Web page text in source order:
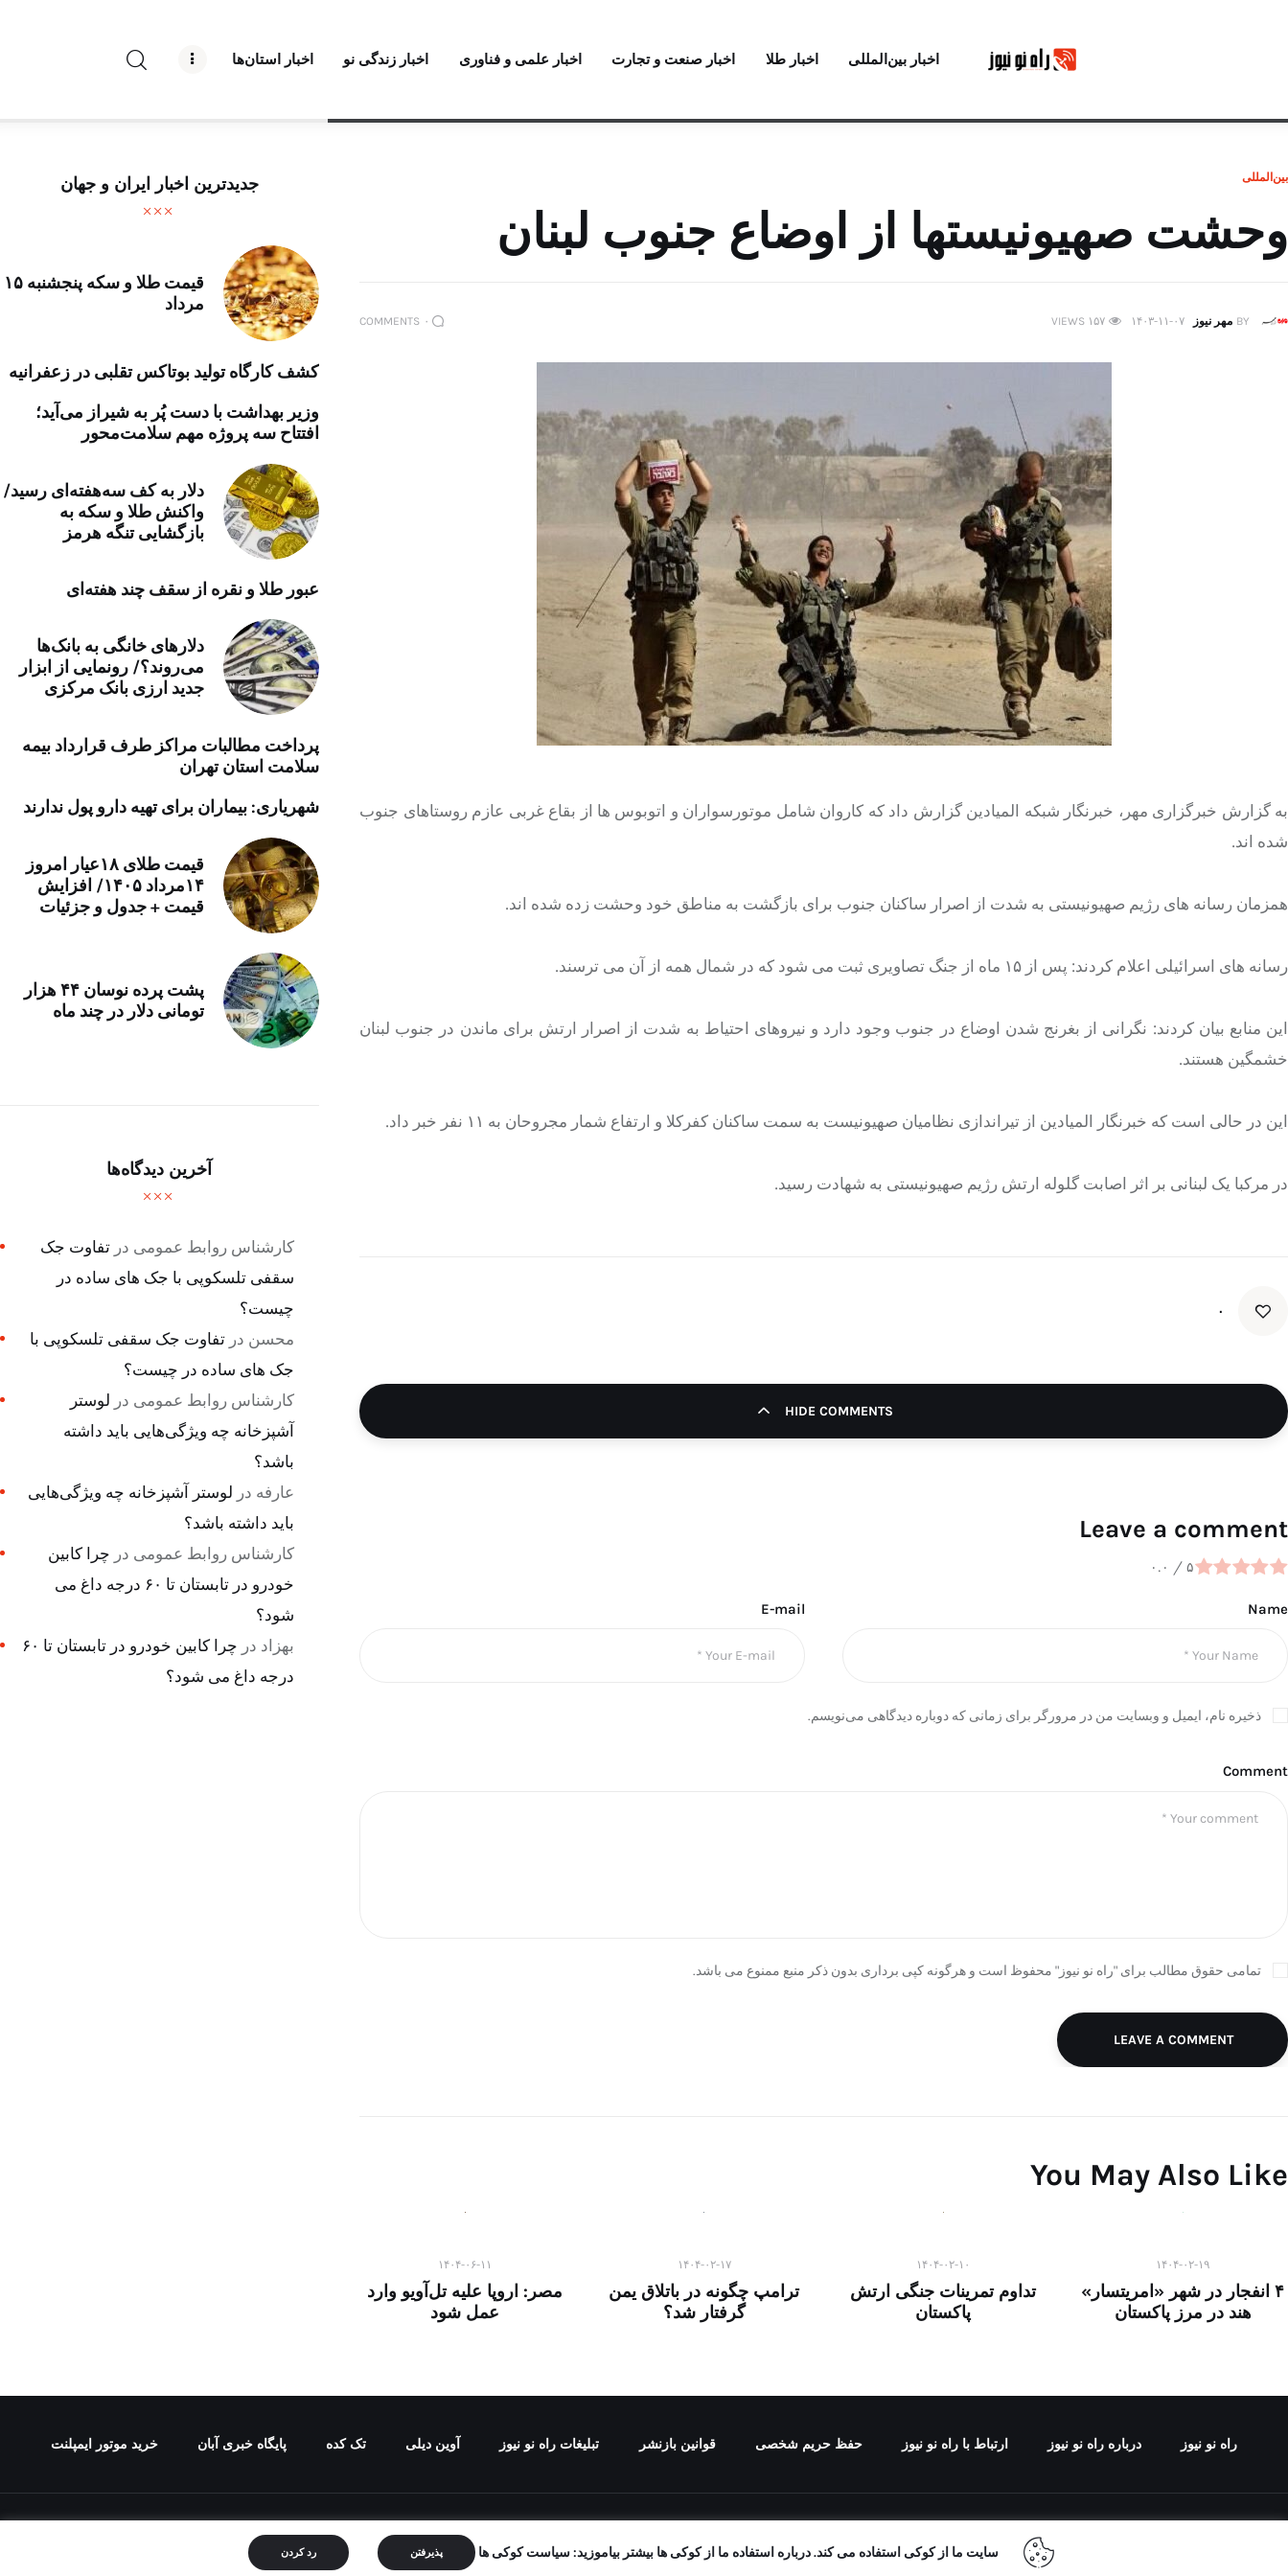
اخبار بین‌المللی اخبار طلا اخبار صنعت و تجارت اخبار علمی و فناوری اخبار زندگی نو اخبار استان‌ها
درباره راه‌ نو نیوز
پایگاه خبری آبان
خرید موتور ایمپلنت
بین‌المللی
وحشت صهیونیستها از اوضاع جنوب لبنان
BY مهر نیوز ۱۴۰۳-۱۱-۰۷ ۱۵۷ VIEWS ۰ COMMENTS
به گزارش خبرگزاری مهر، خبرنگار شبکه المیادین گزارش داد که کاروان شامل موتورسواران و اتوبوس ها از بقاع غربی عازم روستاهای جنوب
شده اند.
همزمان رسانه های رژیم صهیونیستی به شدت از اصرار ساکنان جنوب برای بازگشت به مناطق خود وحشت زده شده اند.
رسانه های اسرائیلی اعلام کردند: پس از ۱۵ ماه از جنگ تصاویری ثبت می شود که در شمال همه از آن می ترسند.
این منابع بیان کردند: نگرانی از بغرنج شدن اوضاع در جنوب وجود دارد و نیروهای احتیاط به شدت از اصرار ارتش برای ماندن در جنوب لبنان
خشمگین هستند.
این در حالی است که خبرنگار المیادین از تیراندازی نظامیان صهیونیست به سمت ساکنان کفرکلا و ارتفاع شمار مجروحان به ۱۱ نفر خبر داد.
در مرکبا یک لبنانی بر اثر اصابت گلوله ارتش رژیم صهیونیستی به شهادت رسید.
۰
HIDE COMMENTS
Leave a comment
۰.۰ / ۵
Name
E-mail
ذخیره نام، ایمیل و وبسایت من در مرورگر برای زمانی که دوباره دیدگاهی می‌نویسم.
Comment
تمامی حقوق مطالب برای "راه نو نیوز" محفوظ است و هرگونه کپی برداری بدون ذکر منبع ممنوع می باشد.
LEAVE A COMMENT
You May Also Like
۱۴۰۴-۰۲-۱۹
۴ انفجار در شهر «امریتسار»
هند در مرز پاکستان
۱۴۰۴-۰۲-۱۰
تداوم تمرینات جنگی ارتش
پاکستان
۱۴۰۴-۰۲-۱۷
ترامپ چگونه در باتلاق یمن
گرفتار شد؟
۱۴۰۴-۰۶-۱۱
مصر: اروپا علیه تل‌آویو وارد
عمل شود
جدیدترین اخبار ایران و جهان
قیمت طلا و سکه پنجشنبه ۱۵
مرداد
کشف کارگاه تولید بوتاکس تقلبی در زعفرانیه
وزیر بهداشت با دست پُر به شیراز می‌آید؛
افتتاح سه پروژه مهم سلامت‌محور
دلار به کف سه‌هفته‌ای رسید/
واکنش طلا و سکه به
بازگشایی تنگه هرمز
عبور طلا و نقره از سقف چند هفته‌ای
دلارهای خانگی به بانک‌ها
می‌روند؟/ رونمایی از ابزار
جدید ارزی بانک مرکزی
پرداخت مطالبات مراکز طرف قرارداد بیمه
سلامت استان تهران
شهریاری: بیماران برای تهیه دارو پول ندارند
قیمت طلای ۱۸عیار امروز
۱۴مرداد ۱۴۰۵/ افزایش
قیمت + جدول و جزئیات
پشت پرده نوسان ۴۴ هزار
تومانی دلار در چند ماه
آخرین دیدگاه‌ها
کارشناس روابط عمومی در تفاوت جک
سقفی تلسکوپی با جک های ساده در
چیست؟
محسن در تفاوت جک سقفی تلسکوپی با
جک های ساده در چیست؟
کارشناس روابط عمومی در لوستر
آشپزخانه چه ویژگی‌هایی باید داشته
باشد؟
عارفه در لوستر آشپزخانه چه ویژگی‌هایی
باید داشته باشد؟
کارشناس روابط عمومی در چرا کابین
خودرو در تابستان تا ۶۰ درجه داغ می
شود؟
بهزاد در
چرا کابین خودرو در تابستان تا ۶۰
درجه داغ می شود؟
راه نو نیوز درباره راه‌ نو نیوز ارتباط با راه‌ نو نیوز حفظ حریم شخصی قوانین بازنشر تبلیغات راه نو نیوز آوین دیلی تک کده پایگاه خبری آبان خرید موتور ایمپلنت
تمامی حقوق مطالب برای "راه نو نیوز" محفوظ است و هرگونه کپی برداری بدون ذکر منبع ممنوع می باشد.
سایت ما از کوکی استفاده می کند. درباره استفاده ما از کوکی ها بیشتر بیاموزید: سیاست کوکی ها پذیرفتن رد کردن